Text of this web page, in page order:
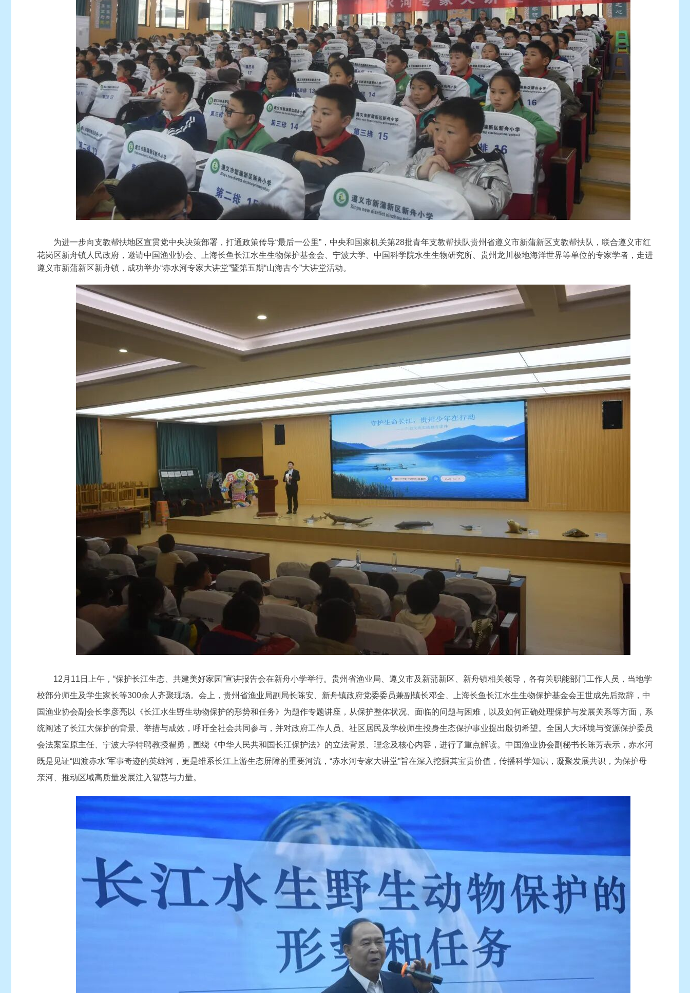
为进一步向支教帮扶地区宣贯党中央决策部署，打通政策传导“最后一公里”，中央和国家机关第28批青年支教帮扶队贵州省遵义市新蒲新区支教帮扶队，联合遵义市红
花岗区新舟镇人民政府，邀请中国渔业协会、上海长鱼长江水生生物保护基金会、宁波大学、中国科学院水生生物研究所、贵州龙川极地海洋世界等单位的专家学者，走进
遵义市新蒲新区新舟镇，成功举办“赤水河专家大讲堂”暨第五期“山海古今”大讲堂活动。
12月11日上午，“保护长江生态、共建美好家园”宣讲报告会在新舟小学举行。贵州省渔业局、遵义市及新蒲新区、新舟镇相关领导，各有关职能部门工作人员，当地学
校部分师生及学生家长等300余人齐聚现场。会上，贵州省渔业局副局长陈安、新舟镇政府党委委员兼副镇长邓全、上海长鱼长江水生生物保护基金会王世成先后致辞，中
国渔业协会副会长李彦亮以《长江水生野生动物保护的形势和任务》为题作专题讲座，从保护整体状况、面临的问题与困难，以及如何正确处理保护与发展关系等方面，系
统阐述了长江大保护的背景、举措与成效，呼吁全社会共同参与，并对政府工作人员、社区居民及学校师生投身生态保护事业提出殷切希望。全国人大环境与资源保护委员
会法案室原主任、宁波大学特聘教授翟勇，围绕《中华人民共和国长江保护法》的立法背景、理念及核心内容，进行了重点解读。中国渔业协会副秘书长陈芳表示，赤水河
既是见证“四渡赤水”军事奇迹的英雄河，更是维系长江上游生态屏障的重要河流，“赤水河专家大讲堂”旨在深入挖掘其宝贵价值，传播科学知识，凝聚发展共识，为保护母
亲河、推动区域高质量发展注入智慧与力量。